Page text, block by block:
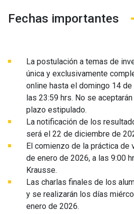
Fechas importantes
La postulación a temas de
única y exclusivamente
online hasta el domingo 14
las 23:59 hrs. No se
plazo estipulado.
La notificación de los
será el 22 de diciembre de
El comienzo de la práctica de
de enero de 2026, a las 9:00
Krausse.
Las charlas finales de los
y se realizarán los días
enero de 2026.